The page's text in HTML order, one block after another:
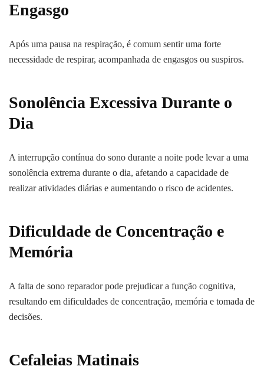
Engasgo
Após uma pausa na respiração, é comum sentir uma forte
necessidade de respirar, acompanhada de engasgos ou suspiros.
Sonolência Excessiva Durante o
Dia
A interrupção contínua do sono durante a noite pode levar a uma
sonolência extrema durante o dia, afetando a capacidade de
realizar atividades diárias e aumentando o risco de acidentes.
Dificuldade de Concentração e
Memória
A falta de sono reparador pode prejudicar a função cognitiva,
resultando em dificuldades de concentração, memória e tomada de
decisões.
Cefaleias Matinais